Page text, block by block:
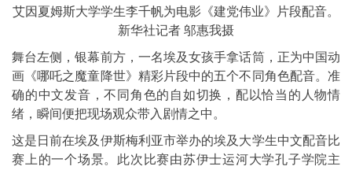
艾因夏姆斯大学学生李千帆为电影《建党伟业》片段配音。
新华社记者 邬惠我摄
舞台左侧，银幕前方，一名埃及女孩手拿话筒，正为中国动
画《哪吒之魔童降世》精彩片段中的五个不同角色配音。准
确的中文发音，不同角色的自如切换，配以恰当的人物情
绪，瞬间便把现场观众带入剧情之中。
这是日前在埃及伊斯梅利亚市举办的埃及大学生中文配音比
赛上的一个场景。此次比赛由苏伊士运河大学孔子学院主